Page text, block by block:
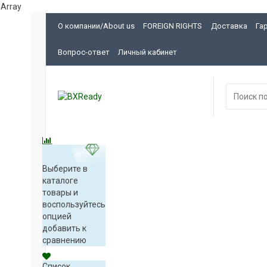
Array
О компании/About us FOREIGN RIGHTS Доставка
Вопрос-ответ Личный кабинет
Выберите в
каталоге
товары и
воспользуйтесь
опцией
добавить к
сравнению